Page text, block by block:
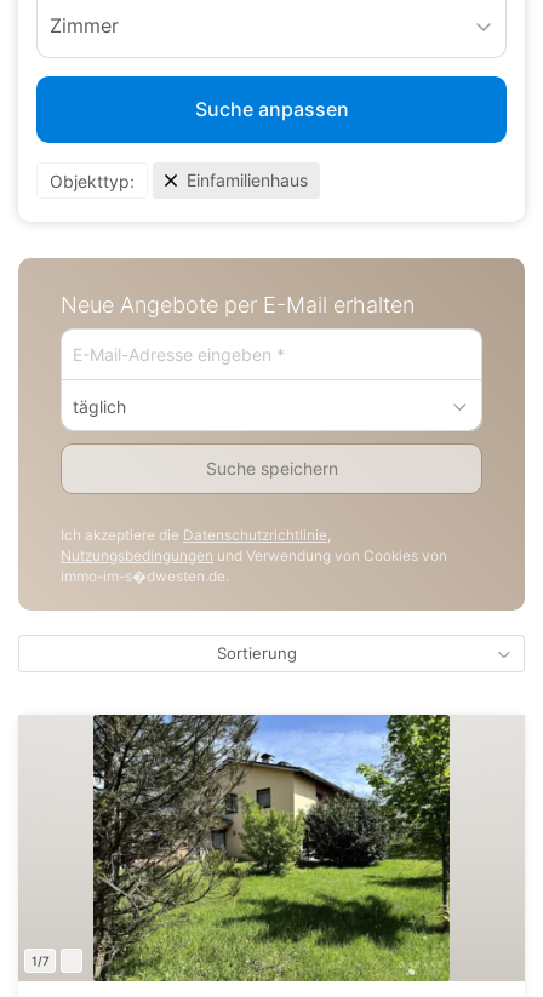
Zimmer
Suche anpassen
Objekttyp: Einfamilienhaus
Neue Angebote per E-Mail erhalten
täglich
Suche speichern
Ich akzeptiere die Datenschutzrichtlinie,
Nutzungsbedingungen und Verwendung von Cookies von
immo-im-s�dwesten.de.
Sortierung
1/7